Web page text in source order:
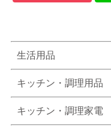
生活用品
キッチン・調理用品
キッチン・調理家電